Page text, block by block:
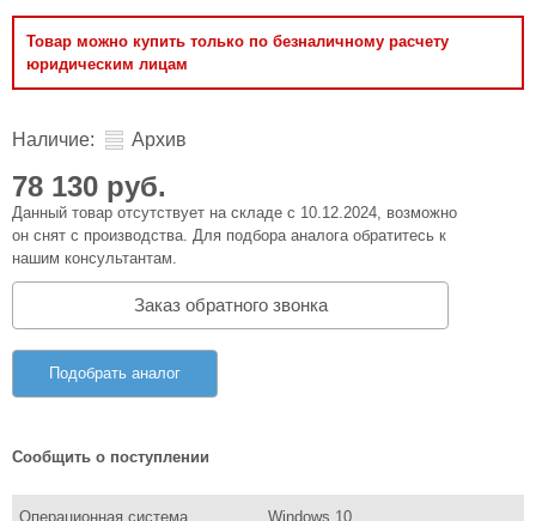
Товар можно купить только по безналичному расчету
юридическим лицам
Наличие: Архив
78 130 руб.
Данный товар отсутствует на складе с 10.12.2024, возможно
он снят с производства. Для подбора аналога обратитесь к
нашим консультантам.
Заказ обратного звонка
Подобрать аналог
Сообщить о поступлении
Операционная система Windows 10